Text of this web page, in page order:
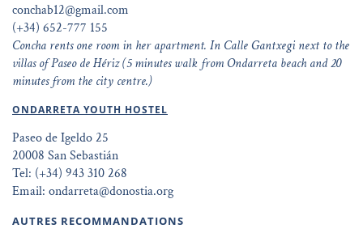
conchab12@gmail.com
(+34) 652-777 155
Concha rents one room in her apartment. In Calle Gantxegi next to the
villas of Paseo de Hériz (5 minutes walk from Ondarreta beach and 20
minutes from the city centre.)
ONDARRETA YOUTH HOSTEL
Paseo de Igeldo 25
20008 San Sebastián
Tel: (+34) 943 310 268
Email: ondarreta@donostia.org
AUTRES RECOMMANDATIONS